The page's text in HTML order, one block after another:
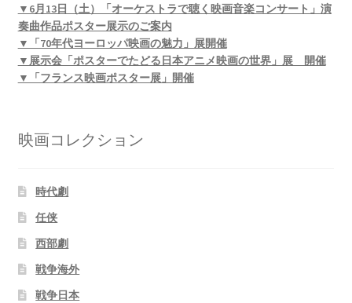
▼6月13日（土）「オーケストラで聴く映画音楽コンサート」演
奏曲作品ポスター展示のご案内
▼「70年代ヨーロッパ映画の魅力」展開催
▼展示会「ポスターでたどる日本アニメ映画の世界」展 開催
▼「フランス映画ポスター展」開催
映画コレクション
時代劇
任侠
西部劇
戦争海外
戦争日本